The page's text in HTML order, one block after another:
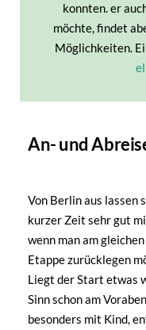
konnten. er
möchte, findet
Möglichkeiten.
An- und
Von Berlin aus lassen
kurzer Zeit sehr gut
wenn man am
Etappe zurücklegen
Liegt der Start etwas
Sinn schon am
besonders mit Kind,